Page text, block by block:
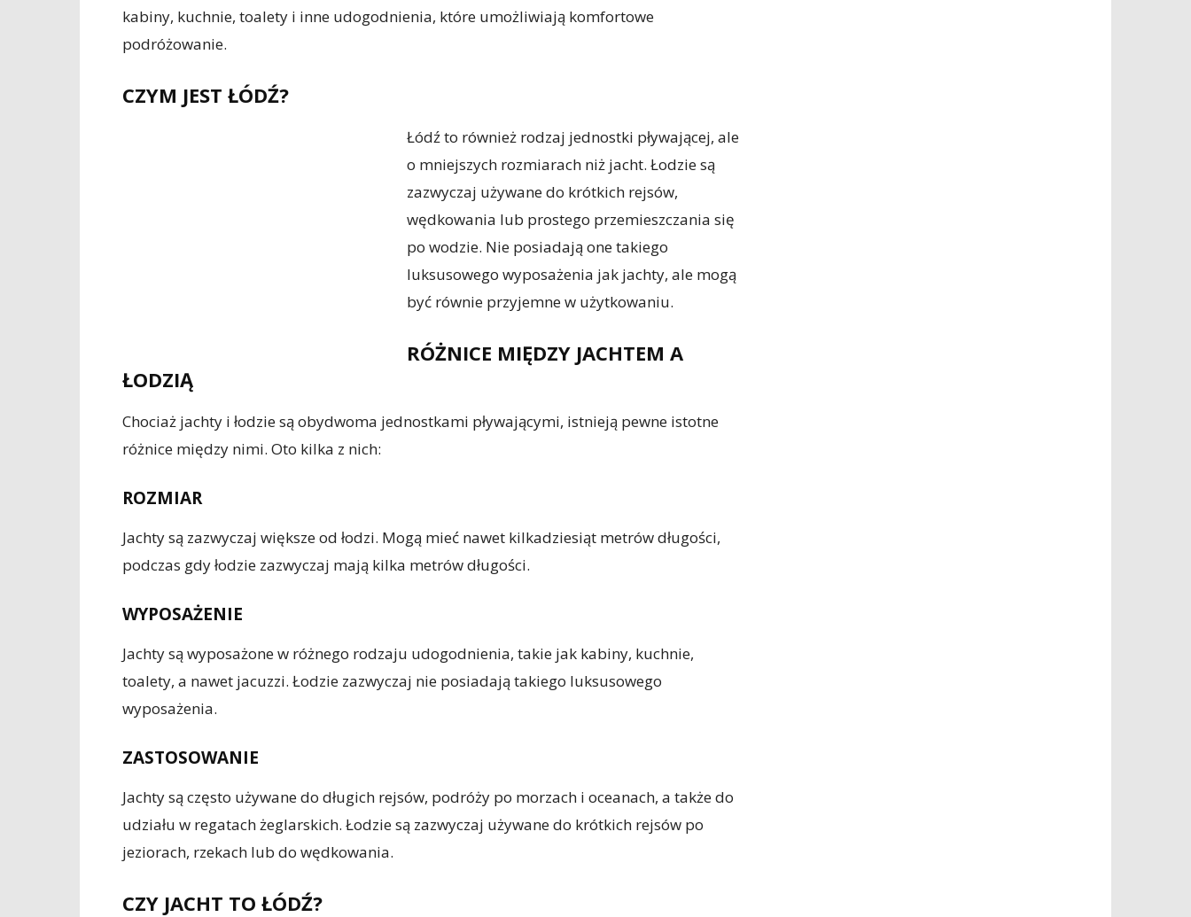
kabiny, kuchnie, toalety i inne udogodnienia, które umożliwiają komfortowe
podróżowanie.
CZYM JEST ŁÓDŹ?
Łódź to również rodzaj jednostki pływającej, ale
o mniejszych rozmiarach niż jacht. Łodzie są
zazwyczaj używane do krótkich rejsów,
wędkowania lub prostego przemieszczania się
po wodzie. Nie posiadają one takiego
luksusowego wyposażenia jak jachty, ale mogą
być równie przyjemne w użytkowaniu.
RÓŻNICE MIĘDZY JACHTEM A
ŁODZIĄ
Chociaż jachty i łodzie są obydwoma jednostkami pływającymi, istnieją pewne istotne
różnice między nimi. Oto kilka z nich:
ROZMIAR
Jachty są zazwyczaj większe od łodzi. Mogą mieć nawet kilkadziesiąt metrów długości,
podczas gdy łodzie zazwyczaj mają kilka metrów długości.
WYPOSAŻENIE
Jachty są wyposażone w różnego rodzaju udogodnienia, takie jak kabiny, kuchnie,
toalety, a nawet jacuzzi. Łodzie zazwyczaj nie posiadają takiego luksusowego
wyposażenia.
ZASTOSOWANIE
Jachty są często używane do długich rejsów, podróży po morzach i oceanach, a także do
udziału w regatach żeglarskich. Łodzie są zazwyczaj używane do krótkich rejsów po
jeziorach, rzekach lub do wędkowania.
CZY JACHT TO ŁÓDŹ?